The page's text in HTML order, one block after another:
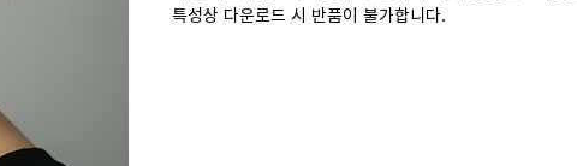
특성상 다운로드 시 반품이 불가합니다.